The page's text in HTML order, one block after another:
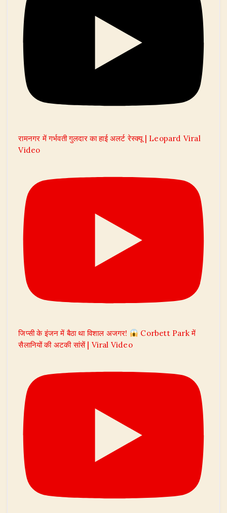
रामनगर में गर्भवती गुलदार का हाई अलर्ट रेस्क्यू | Leopard Viral
Video
जिप्सी के इंजन में बैठा था विशाल अजगर!
Corbett Park में
सैलानियों की अटकी सांसें | Viral Video